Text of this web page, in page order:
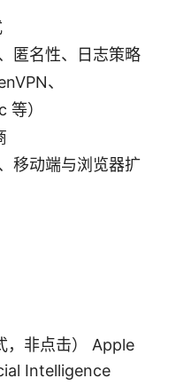
匿名性、日志策略
、
）
移动端与浏览器扩
，非点击） Apple
Intelligence